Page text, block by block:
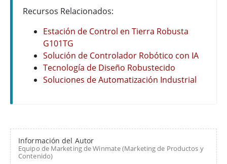
Recursos Relacionados:
Estación de Control en Tierra Robusta
G101TG
Solución de Controlador Robótico con IA
Tecnología de Diseño Robustecido
Soluciones de Automatización Industrial
Información del Autor
Equipo de Marketing de Winmate (Marketing de Productos y
Contenido)